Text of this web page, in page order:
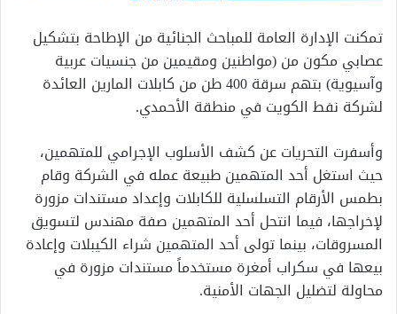
تمكنت الإدارة العامة للمباحث الجنائية من الإطاحة بتشكيل
عصابي مكون من (مواطنين ومقيمين من جنسيات عربية
وآسيوية) بتهم سرقة 400 طن من كابلات المارين العائدة
لشركة نفط الكويت في منطقة الأحمدي.
وأسفرت التحريات عن كشف الأسلوب الإجرامي للمتهمين،
حيث استغل أحد المتهمين طبيعة عمله في الشركة وقام
بطمس الأرقام التسلسلية للكابلات وإعداد مستندات مزورة
لإخراجها، فيما انتحل أحد المتهمين صفة مهندس لتسويق
المسروقات، بينما تولى أحد المتهمين شراء الكيبلات وإعادة
بيعها في سكراب أمغرة مستخدماً مستندات مزورة في
محاولة لتضليل الجهات الأمنية.